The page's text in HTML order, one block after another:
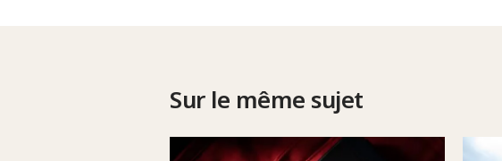
Sur le même sujet